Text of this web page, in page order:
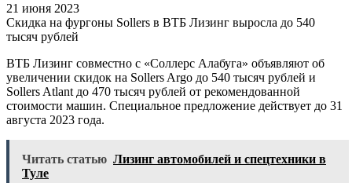
21 июня 2023
Скидка на фургоны Sollers в ВТБ Лизинг выросла до 540
тысяч рублей
ВТБ Лизинг совместно с «Соллерс Алабуга» объявляют об
увеличении скидок на Sollers Argo до 540 тысяч рублей и
Sollers Atlant до 470 тысяч рублей от рекомендованной
стоимости машин. Специальное предложение действует до 31
августа 2023 года.
Читать статью Лизинг автомобилей и спецтехники в
Туле